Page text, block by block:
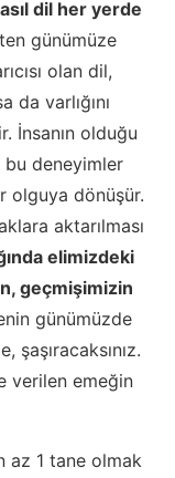
dil her yerde
günümüze
olan dil,
da varlığını
İnsanın olduğu
deneyimler
olguya dönüşür.
aktarılması
elimizdeki
geçmişimizin
günümüzde
verilen emeğin
az 1 tane olmak